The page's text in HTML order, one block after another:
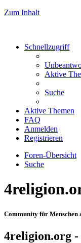
Zum Inhalt
Schnellzugriff
Aktive
Suche
Aktive Themen
FAQ
Anmelden
Registrieren
Foren-Übersicht
Suche
Community für Menschen
4religion.org